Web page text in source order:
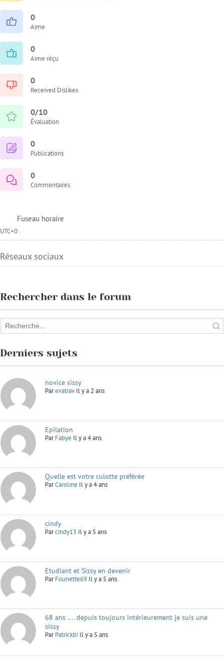
0
Aime
0
Aime réçu
0
Received Dislikes
0/10
Évaluation
0
Publications
0
Commentaires
Fuseau horaire
UTC+0
Réseaux sociaux
Rechercher dans le forum
Derniers sujets
novice sissy
Parevatrav Il y a 2 ans
Epilation
ParFabye Il y a 4 ans
Quelle est votre culotte préférée
ParCaroline Il y a 4 ans
cindy
Parcindy13 Il y a 5 ans
Etudiant et Sissy en devenir
ParFounette69 Il y a 5 ans
68 ans .... depuis toujours intérieurement je suis une
sissy
ParPatrickbi Il y a 5 ans